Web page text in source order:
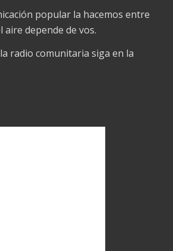
popular la hacemos entre
aire depende de vos.
radio comunitaria siga en la